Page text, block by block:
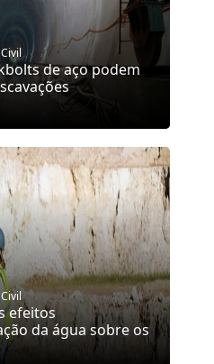
de aço podem
efeitos
da água sobre os